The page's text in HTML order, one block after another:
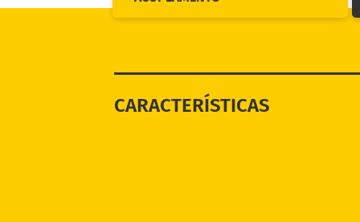
CARACTERÍSTICAS